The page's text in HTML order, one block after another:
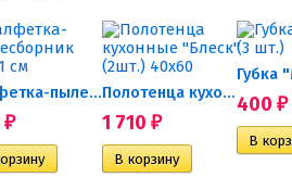
Салфетка-пылесборник 32х31 см
₽
Полотенца кухонные...
1 710 ₽
Губка
400 ₽